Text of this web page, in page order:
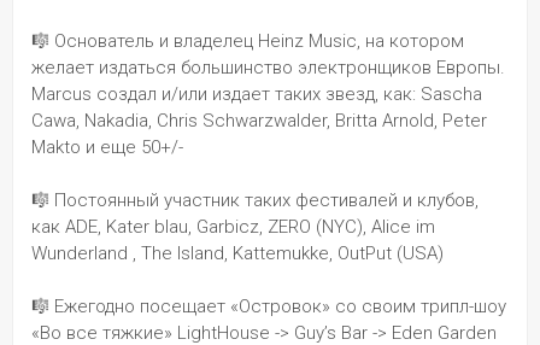
🎼 Основатель и владелец Heinz Music, на котором
желает издаться большинство электронщиков Европы.
Marcus создал и/или издает таких звезд, как: Sascha
Cawa, Nakadia, Chris Schwarzwalder, Britta Arnold, Peter
Makto и еще 50+/-
🎼 Постоянный участник таких фестивалей и клубов,
как ADE, Kater blau, Garbicz, ZERO (NYC), Alice im
Wunderland , The Island, Kattemukke, OutPut (USA)
🎼 Ежегодно посещает «Островок» со своим трипл-шоу
«Во все тяжкие» LightHouse -> Guy’s Bar -> Eden Garden